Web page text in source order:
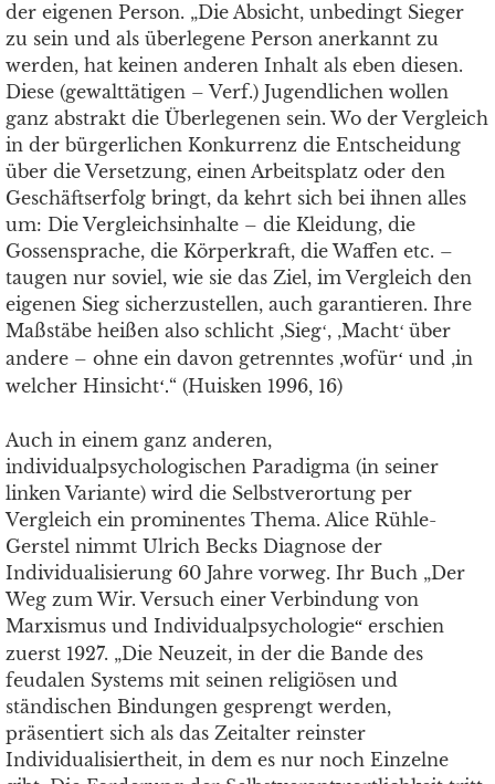
der eigenen Person. „Die Absicht, unbedingt Sieger
zu sein und als überlegene Person anerkannt zu
werden, hat keinen anderen Inhalt als eben diesen.
Diese (gewalttätigen – Verf.) Jugendlichen wollen
ganz abstrakt die Überlegenen sein. Wo der Vergleich
in der bürgerlichen Konkurrenz die Entscheidung
über die Versetzung, einen Arbeitsplatz oder den
Geschäftserfolg bringt, da kehrt sich bei ihnen alles
um: Die Vergleichsinhalte – die Kleidung, die
Gossensprache, die Körperkraft, die Waffen etc. –
taugen nur soviel, wie sie das Ziel, im Vergleich den
eigenen Sieg sicherzustellen, auch garantieren. Ihre
Maßstäbe heißen also schlicht ‚Sieg‘, ‚Macht‘ über
andere – ohne ein davon getrenntes ‚wofür‘ und ‚in
welcher Hinsicht‘.“ (Huisken 1996, 16)
Auch in einem ganz anderen,
individualpsychologischen Paradigma (in seiner
linken Variante) wird die Selbstverortung per
Vergleich ein prominentes Thema. Alice Rühle-
Gerstel nimmt Ulrich Becks Diagnose der
Individualisierung 60 Jahre vorweg. Ihr Buch „Der
Weg zum Wir. Versuch einer Verbindung von
Marxismus und Individualpsychologie“ erschien
zuerst 1927. „Die Neuzeit, in der die Bande des
feudalen Systems mit seinen religiösen und
ständischen Bindungen gesprengt werden,
präsentiert sich als das Zeitalter reinster
Individualisiertheit, in dem es nur noch Einzelne